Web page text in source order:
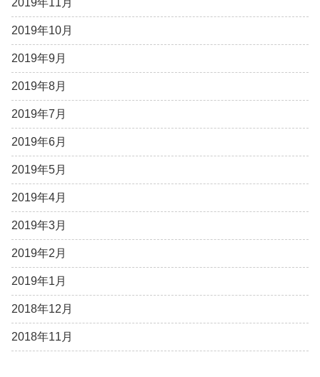
2019年11月
2019年10月
2019年9月
2019年8月
2019年7月
2019年6月
2019年5月
2019年4月
2019年3月
2019年2月
2019年1月
2018年12月
2018年11月